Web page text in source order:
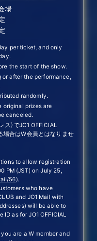
場
per ticket, and only
the start of the show.
after the performance,
randomly.
original prizes are
canceled.
ス）でJO1 OFFICIAL
場合はW会員とはなりませ
to allow registration
PM (JST) on July 25,
56).
who have
and JO1 Mail with
will be able to
as for JO1 OFFICIAL
are a W member and